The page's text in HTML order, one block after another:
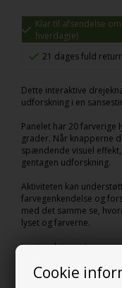
Cookie
Klar til afsendelse
hverdag(e)
21 dages fuld
Dette interaktive
udforskning i en
Panelet har 20 farverige
grader. Når knapperne
spændende visuel
gentagen udforskning.
Aktiviteten kan
farvegenkendelse og
med det samme se,
lyset og farverne.
Lyspanelet monteres
interaktive aktiviteter.